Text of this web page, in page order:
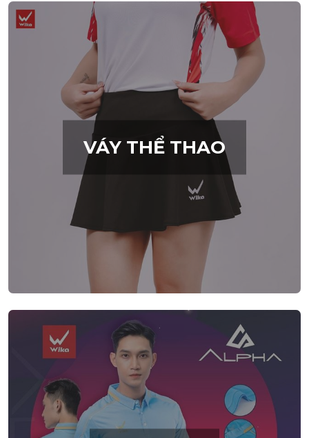
VÁY THỂ THAO